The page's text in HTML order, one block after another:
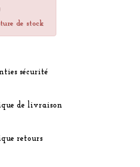
de stock
sécurité
de livraison
retours